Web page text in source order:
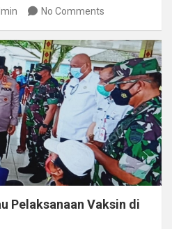
No Comments
Pelaksanaan Vaksin di